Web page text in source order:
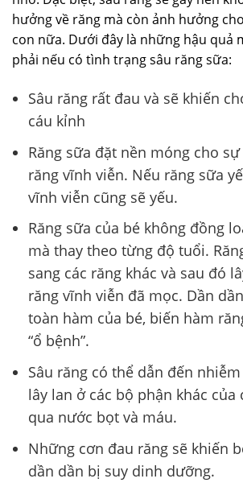
hưởng về răng mà còn ảnh hưởng
con nữa. Dưới đây là những hậu quả
phải nếu có tình trạng sâu răng sữa:
Sâu răng rất đau và sẽ khiến
cáu kỉnh
Răng sữa đặt nền móng cho
răng vĩnh viễn. Nếu răng sữa
vĩnh viễn cũng sẽ yếu.
Răng sữa của bé không đồng
mà thay theo từng độ tuổi.
sang các răng khác và sau đó
răng vĩnh viễn đã mọc. Dần
toàn hàm của bé, biến hàm
“ổ bệnh”.
Sâu răng có thể dẫn đến
lây lan ở các bộ phận khác của
qua nước bọt và máu.
Những cơn đau răng sẽ khiến
dần dần bị suy dinh dưỡng.